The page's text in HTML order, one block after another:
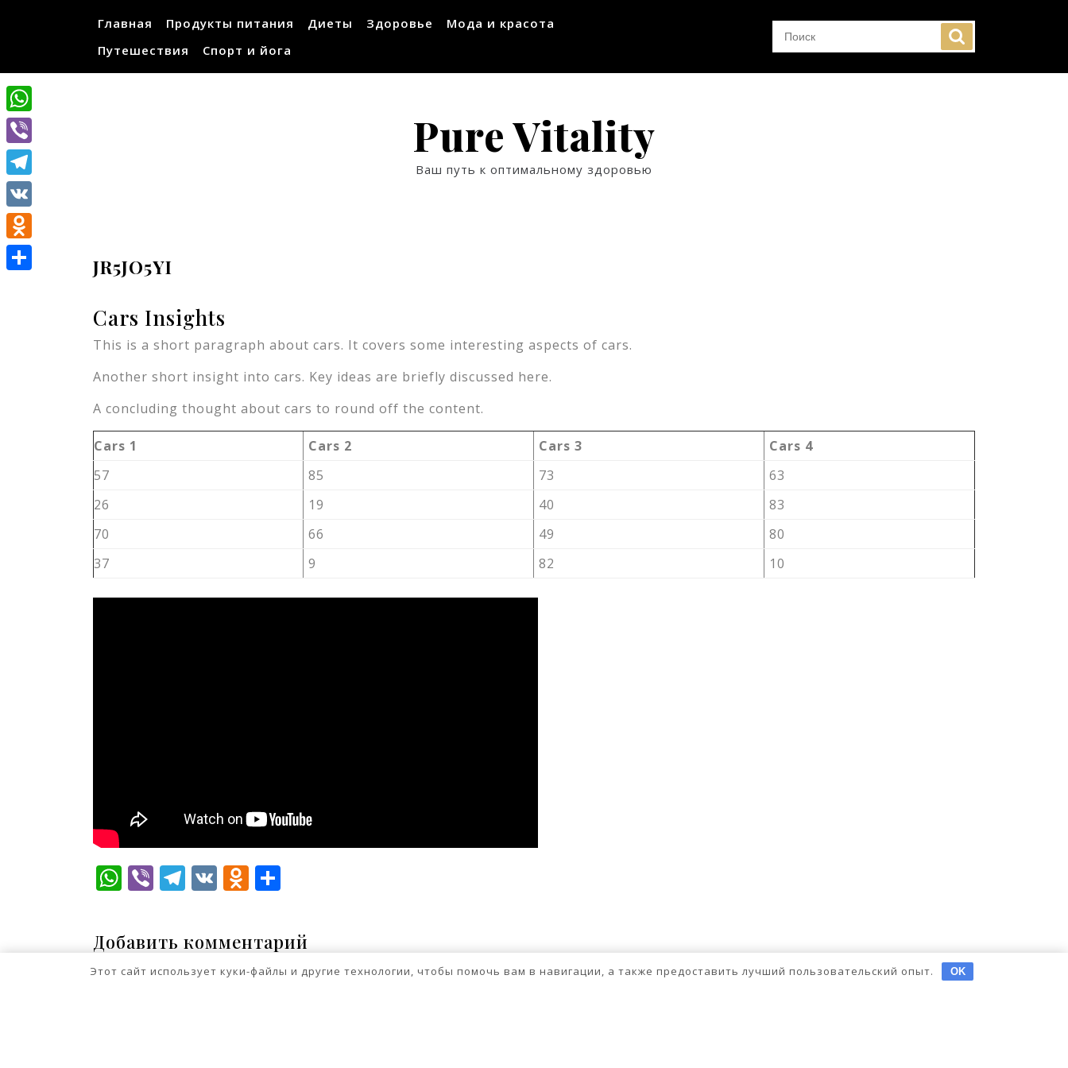
Главная Продукты питания Диеты Здоровье
Мода и красота
Путешествия
Спорт и йога
Pure Vitality
Ваш путь к оптимальному здоровью
JR5JO5YI
Cars Insights
This is a short paragraph about cars. It covers some interesting aspects of cars.
Another short insight into cars. Key ideas are briefly discussed here.
A concluding thought about cars to round off the content.
Cars 1 Cars 2 Cars 3
Cars 4
57
85 73
63
26
19 40
83
70
66 49
80
37
9 82 10
WhatsApp
ViberTelegram
VKOdnoklassniki
Добавить комментарий
Для отправки комментария вам необходимо авторизоваться .
WhatsApp
Viber
Telegram
VK
Odnoklassniki
Этот сайт использует куки-файлы и другие технологии, чтобы помочь вам в навигации, а также предоставить лучший пользовательский опыт. OK